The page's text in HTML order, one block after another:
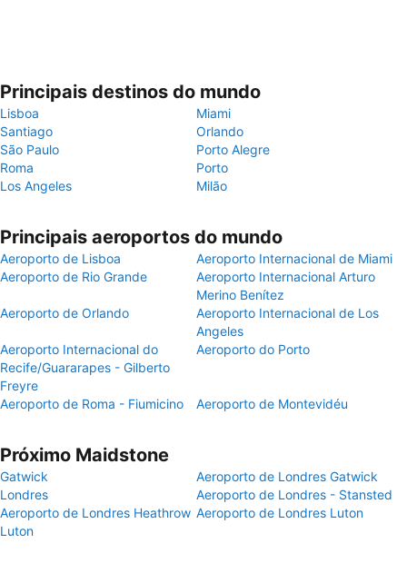
Principais destinos do mundo
Lisboa
Miami
Santiago
Orlando
São Paulo
Porto Alegre
Roma
Porto
Los Angeles
Milão
Principais aeroportos do mundo
Aeroporto de Lisboa
Aeroporto Internacional de Miami
Aeroporto de Rio Grande
Aeroporto Internacional Arturo
Merino Benítez
Aeroporto de Orlando
Aeroporto Internacional de Los
Angeles
Aeroporto Internacional do
Recife/Guararapes - Gilberto
Freyre
Aeroporto do Porto
Aeroporto de Roma - Fiumicino Aeroporto de Montevidéu
Próximo Maidstone
Gatwick
Aeroporto de Londres Gatwick
Londres
Aeroporto de Londres - Stansted
Aeroporto de Londres Heathrow Aeroporto de Londres Luton
Luton